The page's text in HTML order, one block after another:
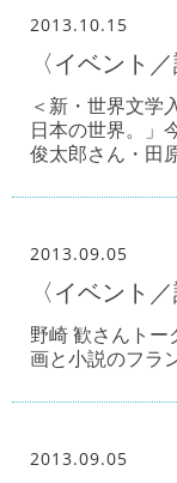
2013.10.15
〈イベント／
＜新・世界文学
日本の世界。」
俊太郎さん・田
2013.09.05
〈イベント／
野崎 歓さんト
画と小説のフラ
2013.09.05